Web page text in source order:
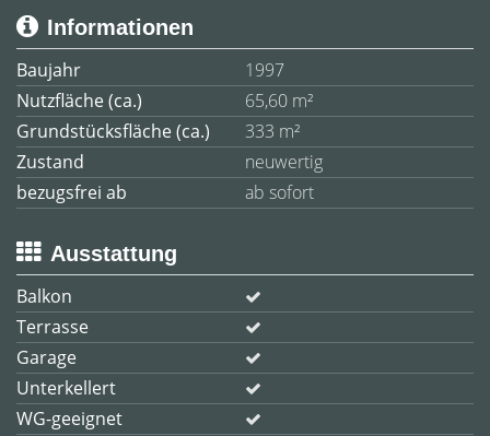
Informationen
Baujahr
1997
Nutzfläche (ca.)
65,60 m²
Grundstücksfläche (ca.)
333 m²
Zustand
neuwertig
bezugsfrei ab
ab sofort
Ausstattung
Balkon
Terrasse
Garage
Unterkellert
WG-geeignet